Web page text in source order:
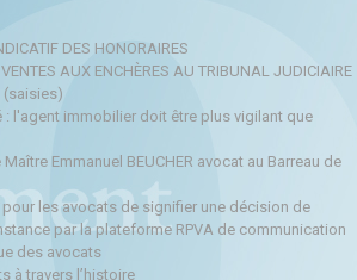
DES HONORAIRES
AUX ENCHÈRES AU TRIBUNAL JUDICIAIRE
(saisies)
: l'agent immobilier doit être plus vigilant que
Emmanuel BEUCHER avocat au Barreau de
les avocats de signifier une décision de
par la plateforme RPVA de communication
des avocats
à travers l’histoire